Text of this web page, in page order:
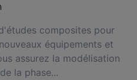
composites pour
équipements et
assurez la modélisation
la phase...